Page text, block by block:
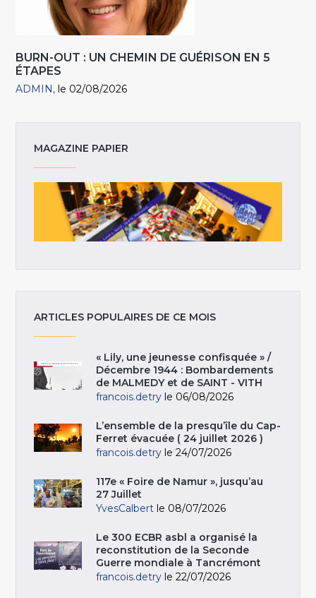
BURN-OUT : UN CHEMIN DE GUÉRISON EN 5
ÉTAPES
ADMIN le 02/08/2026
MAGAZINE PAPIER
ARTICLES POPULAIRES DE CE MOIS
« Lily, une jeunesse confisquée » /
Décembre 1944 : Bombardements
de MALMEDY et de SAINT - VITH
francois.detry le 06/08/2026
L’ensemble de la presqu’île du Cap-
Ferret évacuée ( 24 juillet 2026 )
francois.detry le 24/07/2026
117e « Foire de Namur », jusqu’au
27 Juillet
YvesCalbert le 08/07/2026
Le 300 ECBR asbl a organisé la
reconstitution de la Seconde
Guerre mondiale à Tancrémont
francois.detry le 22/07/2026